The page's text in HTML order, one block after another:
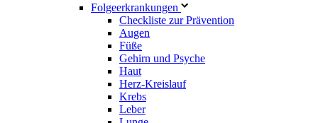
Folgeerkrankungen
Checkliste zur Prävention
Augen
Füße
Gehirn und Psyche
Haut
Herz-Kreislauf
Krebs
Leber